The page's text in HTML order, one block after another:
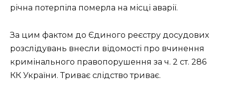
річна потерпіла померла на місці аварії.
За цим фактом до Єдиного реєстру досудових
розслідувань внесли відомості про вчинення
кримінального правопорушення за ч. 2 ст. 286
КК України. Триває слідство триває.